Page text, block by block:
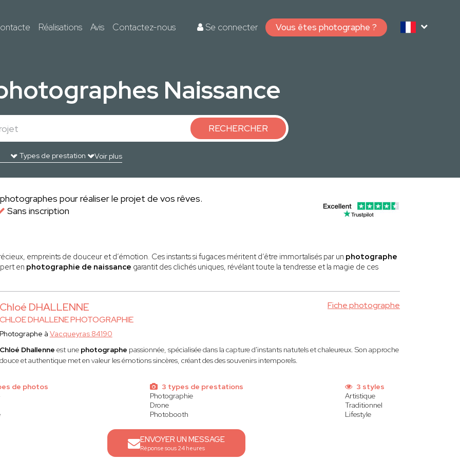
Réalisations Avis Contactez-nous Se connecter Vous êtes photographe ?
Naissance
RECHERCHER
Voir plus
pour réaliser le projet de vos rêves.
Sans inscription
empreints de douceur et d’émotion. Ces instants si fugaces méritent d’être immortalisés par un photographe
en photographie de naissance garantit des clichés uniques, révélant toute la tendresse et la magie de ces
naissance ?
des souvenirs uniques de vos premiers instants avec votre bébé. Que ce soit pour une séance en studio, à domicile
à vos attentes.
naissance. Lephotographedispose de tout le matériel nécessaire pour créer des ambiances douces et lumineuses,
en valeur votre bébé.
capturer des instants authentiques dans un cadre familier. Ces clichés reflètent la tendresse et la chaleur de votre
belles images de votre bébé. Le photographe professionnelsélectionne et sublime chaque cliché pour vous
Chloé DHALLENNE
DHALLENE PHOTOGRAPHIE
Fiche photographe
Photographe à Vacqueyras 84190
Dhallenne est une photographe passionnée, spécialisée dans la capture d'instants natutels et chaleureux. Son approche
et authentique met en valeur les émotions sincères, créant des des souvenirs intemporels.
de photos
3 types de prestations
Photographie
Drone
Photobooth
3 styles
Artistique
Traditionnel
Lifestyle
ENVOYER UN MESSAGE
Réponse sous 24 heures